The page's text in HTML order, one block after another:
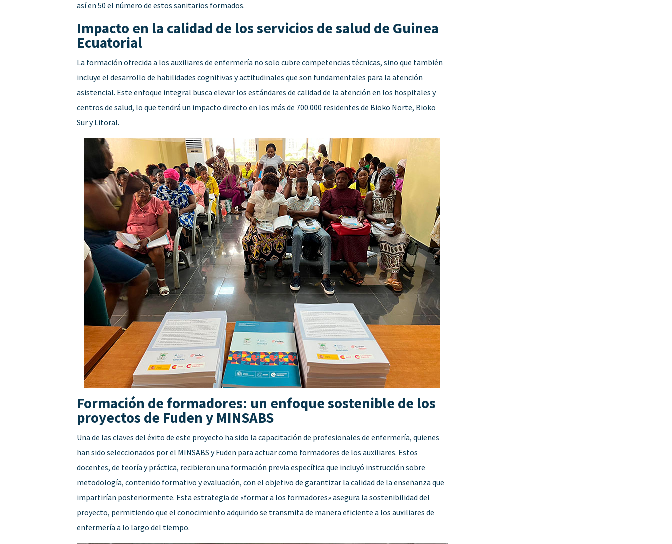
así en 50 el número de estos sanitarios formados.
Impacto en la calidad de los servicios de salud de Guinea
Ecuatorial
La formación ofrecida a los auxiliares de enfermería no solo cubre competencias técnicas, sino que también
incluye el desarrollo de habilidades cognitivas y actitudinales que son fundamentales para la atención
asistencial. Este enfoque integral busca elevar los estándares de calidad de la atención en los hospitales y
centros de salud, lo que tendrá un impacto directo en los más de 700.000 residentes de Bioko Norte, Bioko
Sur y Litoral.
Formación de formadores: un enfoque sostenible de los
proyectos de Fuden y MINSABS
Una de las claves del éxito de este proyecto ha sido la capacitación de profesionales de enfermería, quienes
han sido seleccionados por el MINSABS y Fuden para actuar como formadores de los auxiliares. Estos
docentes, de teoría y práctica, recibieron una formación previa específica que incluyó instrucción sobre
metodología, contenido formativo y evaluación, con el objetivo de garantizar la calidad de la enseñanza que
impartirían posteriormente. Esta estrategia de «formar a los formadores» asegura la sostenibilidad del
proyecto, permitiendo que el conocimiento adquirido se transmita de manera eficiente a los auxiliares de
enfermería a lo largo del tiempo.